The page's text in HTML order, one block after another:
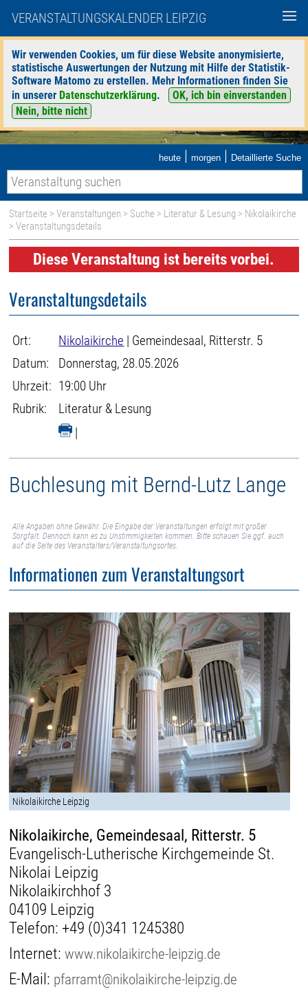
VERANSTALTUNGSKALENDER LEIPZIG
Wir verwenden Cookies, um für diese Website anonymisierte,
statistische Auswertungen der Nutzung mit Hilfe der Statistik-
Software Matomo zu erstellen. Mehr Informationen finden Sie
in unserer Datenschutzerklärung.
OK, ich bin einverstanden
Nein, bitte nicht
heute | morgen | Detaillierte Suche
Startseite >Veranstaltungen > Suche > Literatur & Lesung > Nikolaikirche
> Veranstaltungsdetails
Diese Veranstaltung ist bereits vorbei.
Veranstaltungsdetails
Ort: Nikolaikirche | Gemeindesaal, Ritterstr. 5
Datum:
Donnerstag, 28.05.2026
Uhrzeit: 19:00 Uhr
Rubrik:
Literatur & Lesung
|
Buchlesung mit Bernd-Lutz Lange
Alle Angaben ohne Gewähr. Die Eingabe der Veranstaltungen erfolgt mit großer
Sorgfalt. Dennoch kann es zu Unstimmigkeiten kommen. Bitte schauen Sie ggf. auch
auf die Seite des Veranstalters/Veranstaltungsortes.
Informationen zum Veranstaltungsort
Nikolaikirche Leipzig
Nikolaikirche, Gemeindesaal, Ritterstr. 5
Evangelisch-Lutherische Kirchgemeinde St.
Nikolai Leipzig
Nikolaikirchhof 3
04109 Leipzig
Telefon: +49 (0)341 1245380
Internet:www.nikolaikirche-leipzig.de
E-Mail: pfarramt@nikolaikirche-leipzig.de